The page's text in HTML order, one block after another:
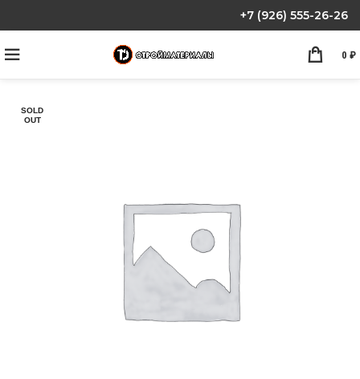
+7 (926) 555-26-26
0 ₽
SOLD
OUT